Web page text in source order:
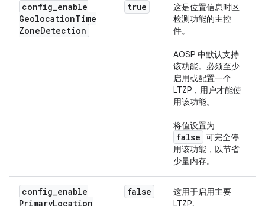
config_enable
GeolocationTime
ZoneDetection
true
这是位置信息时区
检测功能的主控
件。
AOSP 中默认支持
该功能。必须至少
启用或配置一个
LTZP，用户才能使
用该功能。
将值设置为
false 可完全停
用该功能，以节省
少量内存。
config_enable
PrimaryLocation
false
这用于启用主要
LTZP。